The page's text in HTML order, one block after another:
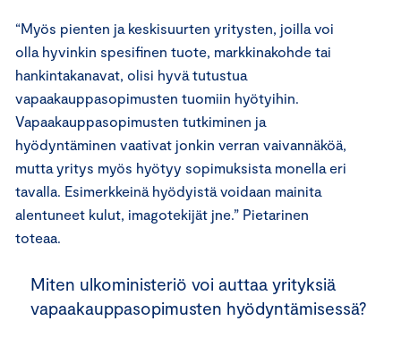
“Myös pienten ja keskisuurten yritysten, joilla voi
olla hyvinkin spesifinen tuote, markkinakohde tai
hankintakanavat, olisi hyvä tutustua
vapaakauppasopimusten tuomiin hyötyihin.
Vapaakauppasopimusten tutkiminen ja
hyödyntäminen vaativat jonkin verran vaivannäköä,
mutta yritys myös hyötyy sopimuksista monella eri
tavalla. Esimerkkeinä hyödyistä voidaan mainita
alentuneet kulut, imagotekijät jne.” Pietarinen
toteaa.
Miten ulkoministeriö voi auttaa yrityksiä
vapaakauppasopimusten hyödyntämisessä?